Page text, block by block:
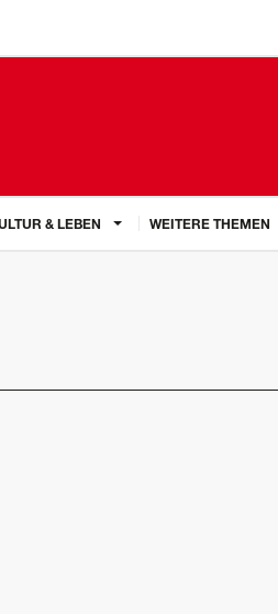
& LEBEN WEITERE THEMEN